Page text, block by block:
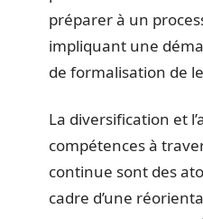
préparer à un
impliquant une
de formalisation de
La diversification et
compétences à
continue sont des
cadre d’une